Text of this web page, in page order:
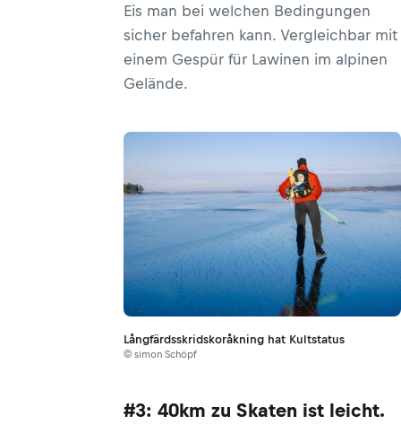
Eis man bei welchen Bedingungen
sicher befahren kann. Vergleichbar mit
einem Gespür für Lawinen im alpinen
Gelände.
Långfärdsskridskoråkning hat Kultstatus
© simon Schöpf
#3: 40km zu Skaten ist leicht.